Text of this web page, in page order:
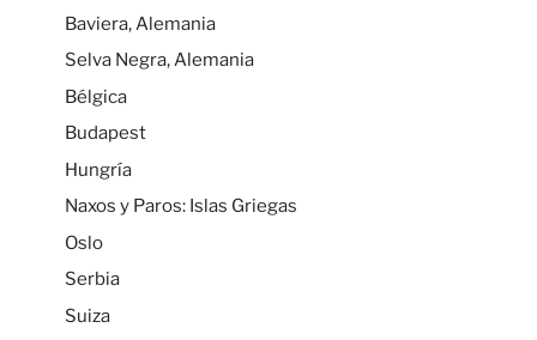
Baviera, Alemania
Selva Negra, Alemania
Bélgica
Budapest
Hungría
Naxos y Paros: Islas Griegas
Oslo
Serbia
Suiza